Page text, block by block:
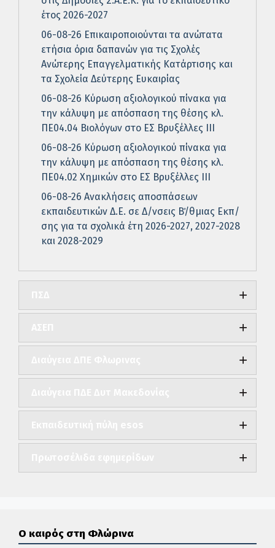
έτος 2026-2027
06-08-26 Επικαιροποιούνται τα ανώτατα
ετήσια όρια δαπανών για τις Σχολές
Ανώτερης Επαγγελματικής Κατάρτισης και
τα Σχολεία Δεύτερης Ευκαιρίας
06-08-26 Κύρωση αξιολογικού πίνακα για
την κάλυψη με απόσπαση της θέσης κλ.
ΠΕ04.04 Βιολόγων στο ΕΣ Βρυξέλλες ΙΙΙ
06-08-26 Κύρωση αξιολογικού πίνακα για
την κάλυψη με απόσπαση της θέσης κλ.
ΠΕ04.02 Χημικών στο ΕΣ Βρυξέλλες ΙΙΙ
06-08-26 Ανακλήσεις αποσπάσεων
εκπαιδευτικών Δ.Ε. σε Δ/νσεις Β΄/θμιας Εκπ/
σης για τα σχολικά έτη 2026-2027, 2027-2028
και 2028-2029
Ο καιρός στη Φλώρινα